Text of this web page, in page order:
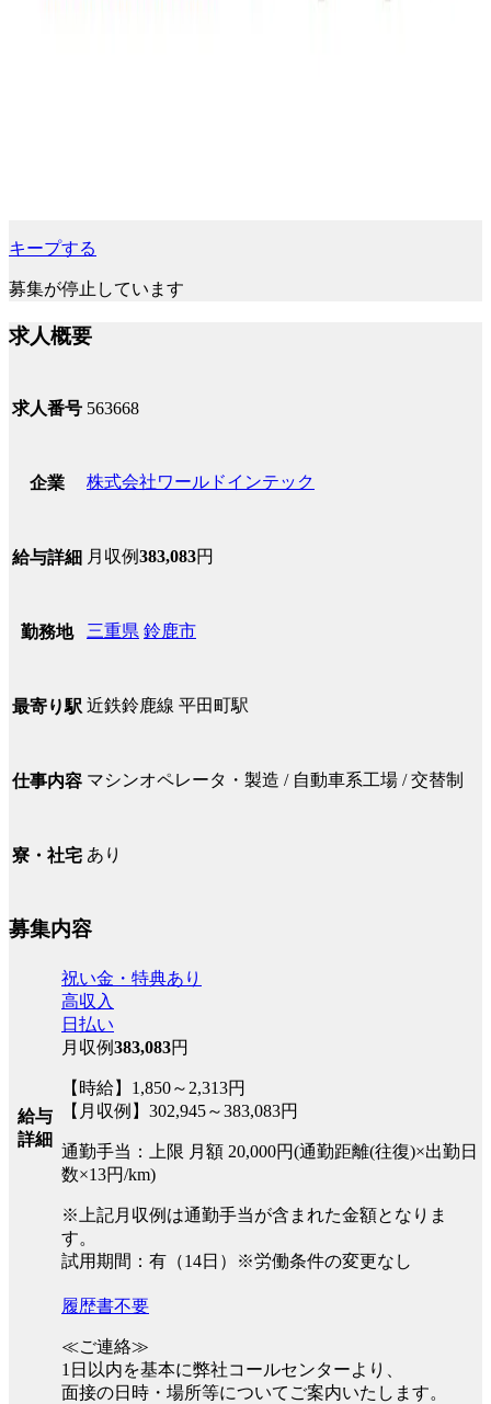
キープする
募集が停止しています
求人概要
求人番号 563668
企業 株式会社ワールドインテック
給与詳細 月収例383,083円
勤務地 三重県 鈴鹿市
最寄り駅 近鉄鈴鹿線 平田町駅
仕事内容 マシンオペレータ・製造 / 自動車系工場 / 交替制
寮・社宅 あり
募集内容
給与
詳細
祝い金・特典あり
高収入
日払い
月収例383,083円
【時給】1,850～2,313円
【月収例】302,945～383,083円
通勤手当：上限 月額 20,000円(通勤距離(往復)×出勤日
数×13円/km)
※上記月収例は通勤手当が含まれた金額となりま
す。
試用期間：有（14日）※労働条件の変更なし
履歴書不要
≪ご連絡≫
1日以内を基本に弊社コールセンターより、
面接の日時・場所等についてご案内いたします。